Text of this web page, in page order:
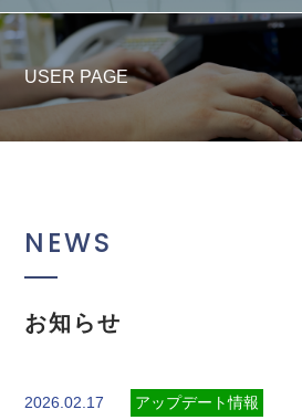
USER PAGE
NEWS
お知らせ
2026.02.17 アップデート情報